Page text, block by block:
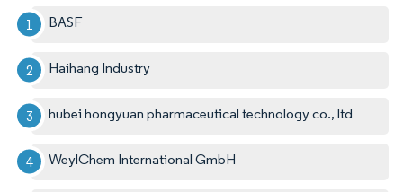
BASF
Haihang Industry
hubei hongyuan pharmaceutical technology co., ltd
WeylChem International GmbH